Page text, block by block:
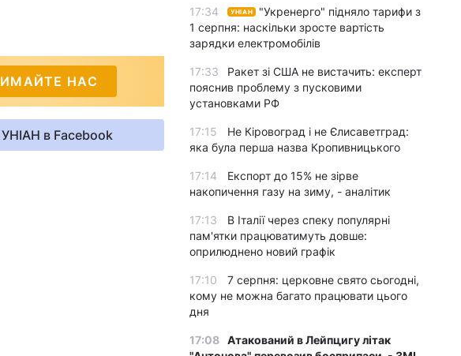
НАС
в Facebook
17:34 УНІАН
"Укренерго" підняло тарифи з
1 серпня: наскільки зросте вартість
зарядки електромобілів
17:33
Ракет зі США не вистачить: експерт
пояснив проблему з пусковими
установками РФ
17:15
Не Кіровоград і не Єлисаветград:
яка була перша назва Кропивницького
17:14
Експорт до 15% не зірве
накопичення газу на зиму, - аналітик
17:13
В Італії через спеку популярні
пам'ятки працюватимуть довше:
оприлюднено новий графік
17:10
7 серпня: церковне свято сьогодні,
кому не можна багато працювати цього
дня
17:08 Атакований в Лейпцигу літак